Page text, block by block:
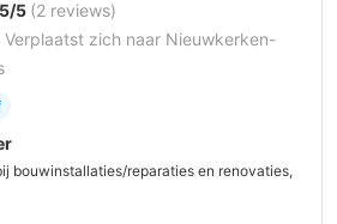
5/5 (2 reviews)
Verplaatst zich naar Nieuwkerken-
bouwinstallaties/reparaties en renovaties,